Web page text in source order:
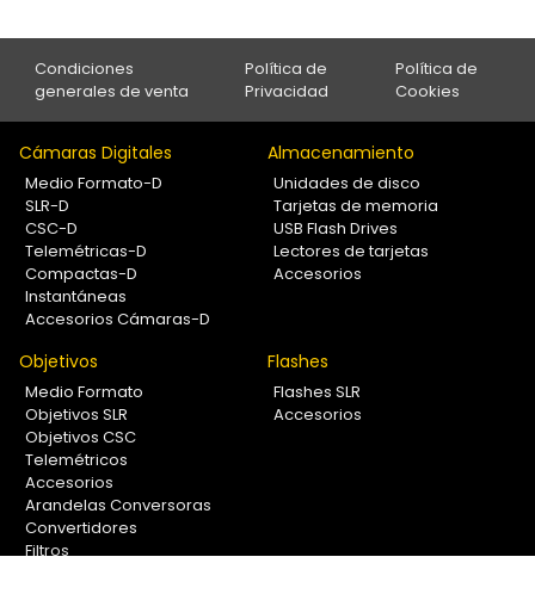
Condiciones
generales de venta
Política de
Privacidad
Política de
Cookies
Cámaras Digitales
Medio Formato-D
SLR-D
CSC-D
Telemétricas-D
Compactas-D
Instantáneas
Accesorios Cámaras-D
Almacenamiento
Unidades de disco
Tarjetas de memoria
USB Flash Drives
Lectores de tarjetas
Accesorios
Objetivos
Medio Formato
Objetivos SLR
Objetivos CSC
Telemétricos
Accesorios
Arandelas Conversoras
Convertidores
Filtros
Flashes
Flashes SLR
Accesorios